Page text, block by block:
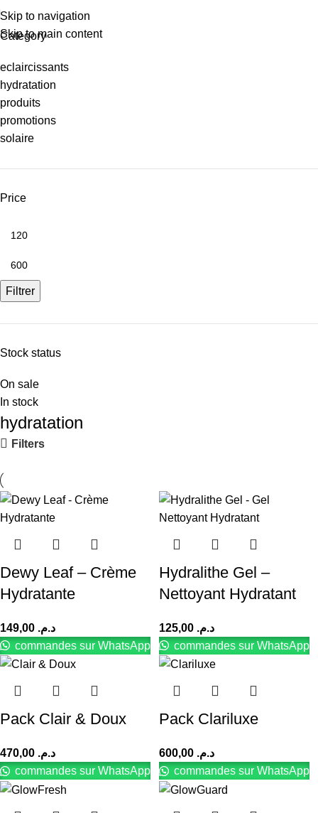
Skip to navigation
Skip to main content
Category
eclaircissants
hydratation
produits
promotions
solaire
Price
Filtrer
Stock status
On sale
In stock
hydratation
Filters
Dewy Leaf – Crème
Hydratante
د.م.
commandes sur WhatsApp
Hydralithe Gel –
Nettoyant Hydratant
د.م.
commandes sur WhatsApp
Pack Clair & Doux
د.م.
commandes sur WhatsApp
Pack Clariluxe
د.م.
commandes sur WhatsApp